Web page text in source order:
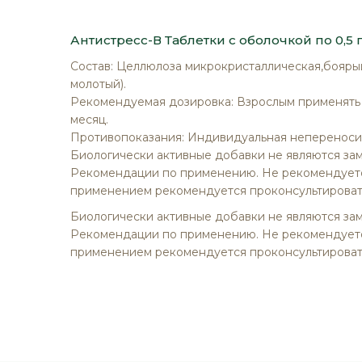
Антистресс-В Таблетки с оболочкой по 0,5 г
Состав: Целлюлоза
молотый).
Рекомендуемая дозировка: Взрослым
месяц.
Противопоказания: Индивидуальная
Биологически активные добавки не являются
Рекомендации по применению. Не
применением рекомендуется
Биологически активные добавки не являются
Рекомендации по применению. Не
применением рекомендуется